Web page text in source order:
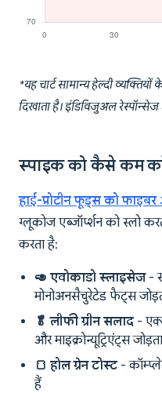
*यह चार्ट सामान्य हेल्दी
दिखाता है। इंडिविजुअल
स्पाइक को कैसे कम
हाई-प्रोटीन फूड्स को
ग्लूकोज एब्जॉर्प्शन को स्लो
करता है:
🥑 एवोकाडो स्लाइसेज-
मोनोअनसैचुरेटेड फैट्स
🥬 लीफी ग्रीन सलाद -
और माइक्रोन्यूट्रिएंट्स
🍞 होल ग्रेन टोस्ट -
हैं